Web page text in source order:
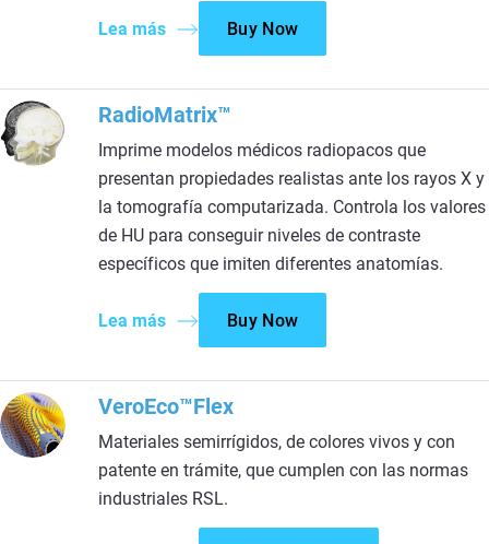
Lea más Buy Now
RadioMatrix™
Imprime modelos médicos radiopacos que
presentan propiedades realistas ante los rayos X y
la tomografía computarizada. Controla los valores
de HU para conseguir niveles de contraste
específicos que imiten diferentes anatomías.
Lea más Buy Now
VeroEco™Flex
Materiales semirrígidos, de colores vivos y con
patente en trámite, que cumplen con las normas
industriales RSL.